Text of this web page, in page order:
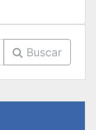
Buscar